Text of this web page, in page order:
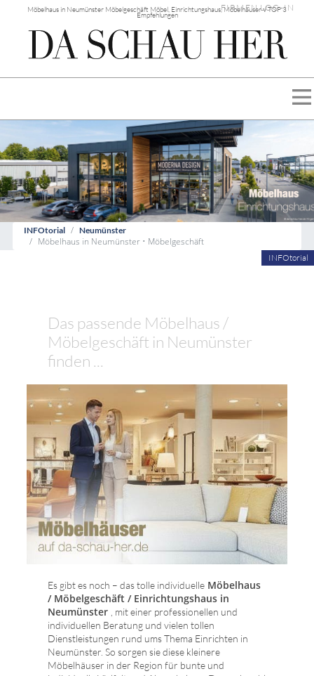
Möbelhaus in Neumünster Möbelgeschäft Möbel, Einrichtungshaus, Möbelhäuser √ TOP 3
Empfehlungen
FIRMEN LOG-IN
INFOtorial Neumünster
Möbelhaus in Neumünster • Möbelgeschäft
INFOtorial
Das passende Möbelhaus /
Möbelgeschäft in Neumünster
finden ...
Es gibt es noch – das tolle individuelle Möbelhaus
/ Möbelgeschäft / Einrichtungshaus in
Neumünster
, mit einer professionellen und
individuellen Beratung und vielen tollen
Dienstleistungen rund ums Thema Einrichten in
Neumünster. So sorgen sie diese kleinere
Möbelhäuser in der Region für bunte und